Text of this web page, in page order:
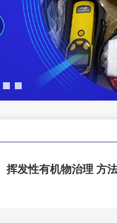
挥发性有机物治理 方